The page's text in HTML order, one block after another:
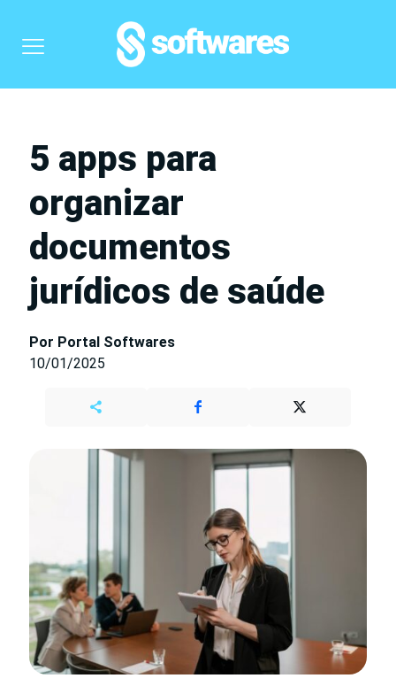
5 apps para
organizar
documentos
jurídicos de saúde
Por Portal Softwares
10/01/2025